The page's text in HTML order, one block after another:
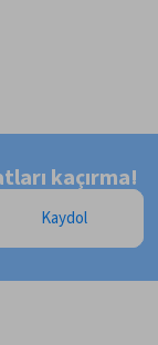
kaçırma!
Kaydol